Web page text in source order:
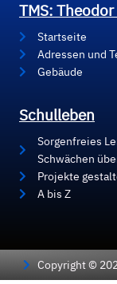
TMS:
Startseite
Adressen und
Gebäude
Schulleben
Sorgenfreies
Schwächen
Projekte
A bis Z
Copyright ©